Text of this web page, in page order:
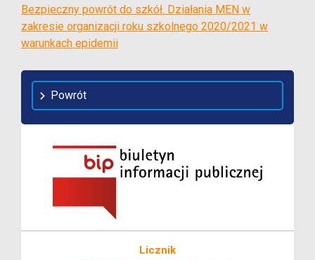
Bezpieczny powrót do szkół. Działania MEN w
zakresie organizacji roku szkolnego 2020/2021 w
warunkach epidemii
Powrót
Licznik